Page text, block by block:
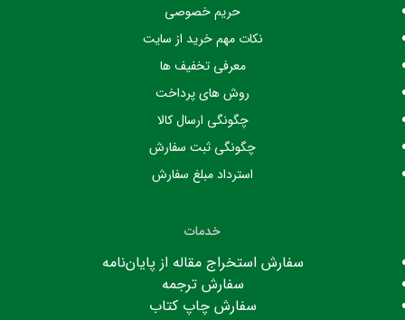
حریم خصوصی
نکات مهم خرید از سایت
معرفی تخفیف ها
روش های پرداخت
چگونگی ارسال کالا
چگونگی ثبت سفارش
استرداد مبلغ سفارش
خدمات
سفارش استخراج مقاله از پایان‌نامه
سفارش ترجمه
سفارش چاپ کتاب